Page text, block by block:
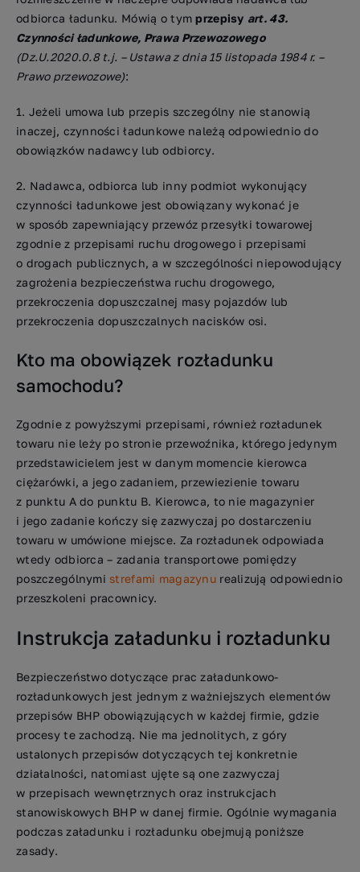
odbiorca ładunku. Mówią o tym przepisy art. 43.
Czynności ładunkowe, Prawa Przewozowego
(Dz.U.2020.0.8 t.j. – Ustawa z dnia 15 listopada 1984 r. –
Prawo przewozowe):
1. Jeżeli umowa lub przepis szczególny nie stanowią
inaczej, czynności ładunkowe należą odpowiednio do
obowiązków nadawcy lub odbiorcy.
2. Nadawca, odbiorca lub inny podmiot wykonujący
czynności ładunkowe jest obowiązany wykonać je
w sposób zapewniający przewóz przesyłki towarowej
zgodnie z przepisami ruchu drogowego i przepisami
o drogach publicznych, a w szczególności niepowodujący
zagrożenia bezpieczeństwa ruchu drogowego,
przekroczenia dopuszczalnej masy pojazdów lub
przekroczenia dopuszczalnych nacisków osi.
Kto ma obowiązek rozładunku
samochodu?
Zgodnie z powyższymi przepisami, również rozładunek
towaru nie leży po stronie przewoźnika, którego jedynym
przedstawicielem jest w danym momencie kierowca
ciężarówki, a jego zadaniem, przewiezienie towaru
z punktu A do punktu B. Kierowca, to nie magazynier
i jego zadanie kończy się zazwyczaj po dostarczeniu
towaru w umówione miejsce. Za rozładunek odpowiada
wtedy odbiorca – zadania transportowe pomiędzy
poszczególnymistrefami magazynurealizują odpowiednio
przeszkoleni pracownicy.
Instrukcja załadunku i rozładunku
Bezpieczeństwo dotyczące prac załadunkowo-
rozładunkowych jest jednym z ważniejszych elementów
przepisów BHP obowiązujących w każdej firmie, gdzie
procesy te zachodzą. Nie ma jednolitych, z góry
ustalonych przepisów dotyczących tej konkretnie
działalności, natomiast ujęte są one zazwyczaj
w przepisach wewnętrznych oraz instrukcjach
stanowiskowych BHP w danej firmie. Ogólnie wymagania
podczas załadunku i rozładunku obejmują poniższe
zasady.